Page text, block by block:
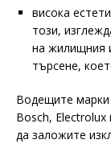
висока
този,
на жилищния
търсене,
Водещите марки
Bosch, Electrolux
да заложите